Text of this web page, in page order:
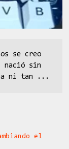
se creo
nació sin
ni tan ...
el